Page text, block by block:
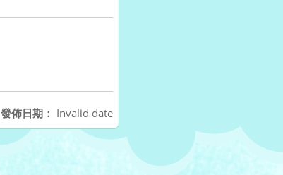
發佈日期： Invalid date